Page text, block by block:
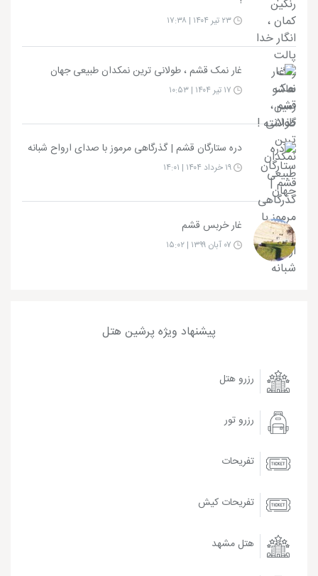
غار نمک قشم ، طولانی ترین نمکدان طبیعی جهان
دره ستارگان قشم | گذرگاهی مرموز با صدای ارواح شبانه
غار خربس قشم
پیشنهاد ویژه پرشین هتل
رزرو هتل
رزرو تور
تفریحات
تفریحات کیش
هتل مشهد